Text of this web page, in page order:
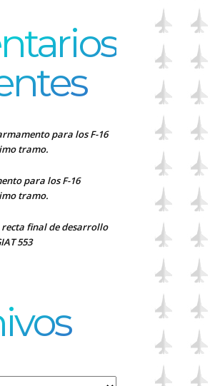
para los F-16
tramo.
para los F-16
tramo.
recta final de desarrollo
553